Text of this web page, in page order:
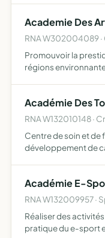
Academie Des
RNA W302004089 ·
Promouvoir la
régions
Académie Des
RNA W132010148 ·
Centre de soin et de
développement de
Académie E-
RNA W132009957 ·
Réaliser des
pratique du e-sport